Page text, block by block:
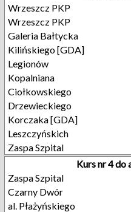
Wrzeszcz PKP
Wrzeszcz PKP
Galeria Bałtycka
Kilińskiego [GDA]
Legionów
Kopalniana
Ciołkowskiego
Drzewieckiego
Korczaka [GDA]
Leszczyńskich
Zaspa Szpital
Kurs nr 4 do
Zaspa Szpital
Czarny Dwór
al. Płażyńskiego